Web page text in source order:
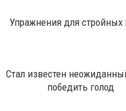
Упражнения для стройных
Стал известен
победить голод